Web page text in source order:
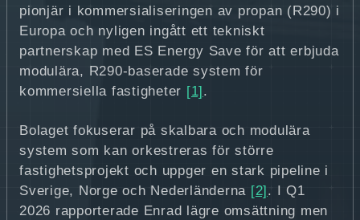
pionjär i kommersialiseringen av propan (R290) i
Europa och nyligen ingått ett tekniskt
partnerskap med ES Energy Save för att erbjuda
modulära, R290-baserade system för
kommersiella fastigheter [1] .
Bolaget fokuserar på skalbara och modulära
system som kan orkestreras för större
fastighetsprojekt och uppger en stark pipeline i
Sverige, Norge och Nederländerna [2] . I Q1
2026 rapporterade Enrad lägre omsättning men